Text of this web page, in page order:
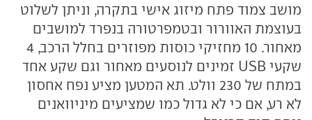
מושב צמוד פתח מיזוג אישי בתקרה, וניתן לשלוט
בעוצמת האוורור ובטמפרטורה בנפרד למושבים
מאחור. 10 מחזיקי כוסות מפוזרים בחלל הרכב, 4
שקעי USB זמינים לנוסעים מאחור וגם שקע אחד
במתח של 230 וולט. תא המטען מציע נפח אחסון
לא רע, אם כי לא גדול כמו שמציעים מיניוואנים